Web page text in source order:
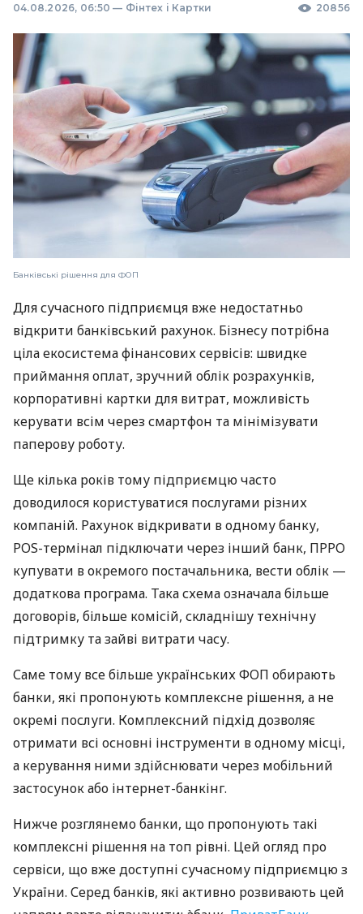
04.08.2026, 06:50 — Фінтех і Картки 20856
Банківські рішення для ФОП
Для сучасного підприємця вже недостатньо
відкрити банківський рахунок. Бізнесу потрібна
ціла екосистема фінансових сервісів: швидке
приймання оплат, зручний облік розрахунків,
корпоративні картки для витрат, можливість
керувати всім через смартфон та мінімізувати
паперову роботу.
Ще кілька років тому підприємцю часто
доводилося користуватися послугами різних
компаній. Рахунок відкривати в одному банку,
POS-термінал підключати через інший банк, ПРРО
купувати в окремого постачальника, вести облік —
додаткова програма. Така схема означала більше
договорів, більше комісій, складнішу технічну
підтримку та зайві витрати часу.
Саме тому все більше українських ФОП обирають
банки, які пропонують комплексне рішення, а не
окремі послуги. Комплексний підхід дозволяє
отримати всі основні інструменти в одному місці,
а керування ними здійснювати через мобільний
застосунок або інтернет-банкінг.
Нижче розглянемо банки, що пропонують такі
комплексні рішення на топ рівні. Цей огляд про
сервіси, що вже доступні сучасному підприємцю з
України. Серед банків, які активно розвивають цей